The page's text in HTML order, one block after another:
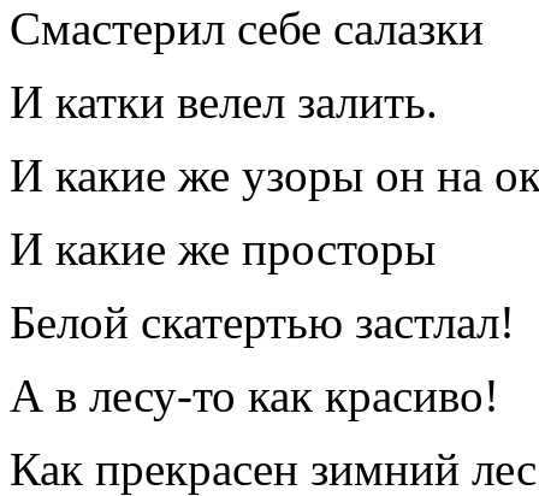
Смастерил себе салазки
И катки велел залить.
И какие же узоры он на
И какие же просторы
Белой скатертью застлал!
А в лесу-то как красиво!
Как прекрасен зимний